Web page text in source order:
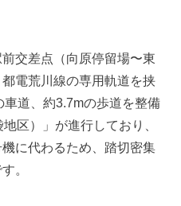
交差点（向原停留場〜東
電荒川線の専用軌道を挟
道、約3.7mの歩道を整備
区）」が進行しており、
に代わるため、踏切密集
。